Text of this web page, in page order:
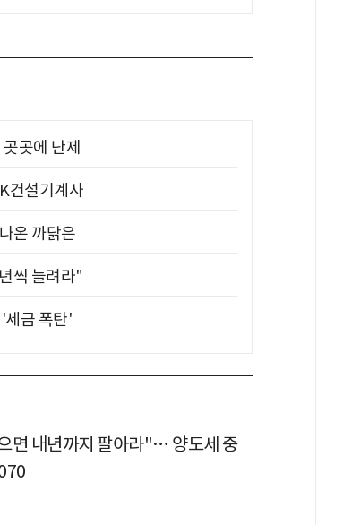
곳에 난제
건설기계사
온 까닭은
씩 늘려라"
세금 폭탄'
면 내년까지 팔아라"… 양도세 중